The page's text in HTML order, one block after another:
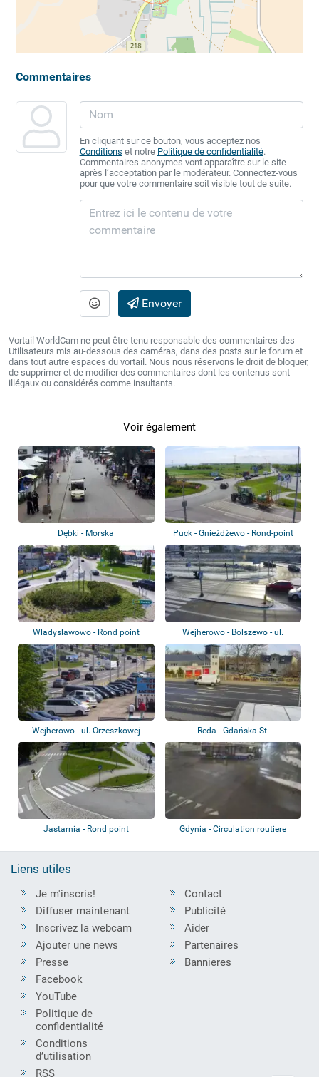
Commentaires
En cliquant sur ce bouton, vous acceptez nos
Conditions et notre Politique de confidentialité.
Commentaires anonymes vont apparaître sur le site
après l’acceptation par le modérateur. Connectez-vous
pour que votre commentaire soit visible tout de suite.
Envoyer
Vortail WorldCam ne peut être tenu responsable des commentaires des
Utilisateurs mis au-dessous des caméras, dans des posts sur le forum et
dans tout autre espaces du vortail. Nous nous réservons le droit de bloquer,
de supprimer et de modifier des commentaires dont les contenus sont
illégaux ou considérés comme insultants.
Voir également
Dębki - Morska Puck - Gnieżdżewo - Rond-point
Wladyslawowo - Rond point
Wejherowo - Bolszewo - ul.
Zamostna
Wejherowo - ul. Orzeszkowej Reda - Gdańska St.
Jastarnia - Rond point Gdynia - Circulation routiere
Liens utiles
Je m'inscris!
Diffuser maintenant
Inscrivez la webcam
Ajouter une news
Presse
Contact
Publicité
Aider
Partenaires
Bannieres
Facebook
YouTube
Politique de
confidentialité
Conditions
d’utilisation
RSS